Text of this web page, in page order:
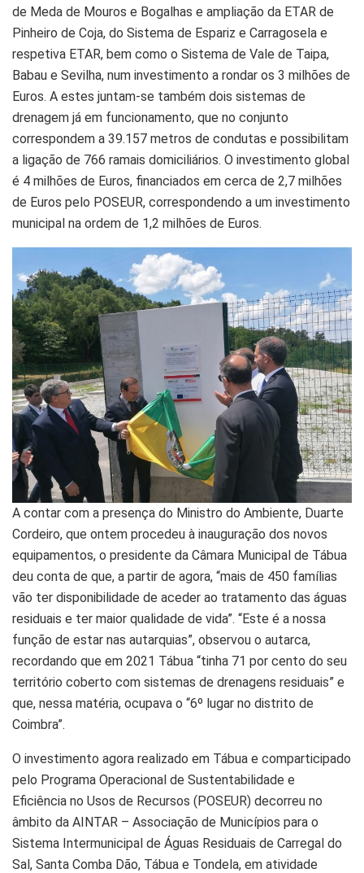
de Meda de Mouros e Bogalhas e ampliação da ETAR de
Pinheiro de Coja, do Sistema de Espariz e Carragosela e
respetiva ETAR, bem como o Sistema de Vale de Taipa,
Babau e Sevilha, num investimento a rondar os 3 milhões de
Euros. A estes juntam-se também dois sistemas de
drenagem já em funcionamento, que no conjunto
correspondem a 39.157 metros de condutas e possibilitam
a ligação de 766 ramais domiciliários. O investimento global
é 4 milhões de Euros, financiados em cerca de 2,7 milhões
de Euros pelo POSEUR, correspondendo a um investimento
municipal na ordem de 1,2 milhões de Euros.
A contar com a presença do Ministro do Ambiente, Duarte
Cordeiro, que ontem procedeu à inauguração dos novos
equipamentos, o presidente da Câmara Municipal de Tábua
deu conta de que, a partir de agora, “mais de 450 famílias
vão ter disponibilidade de aceder ao tratamento das águas
residuais e ter maior qualidade de vida”. “Este é a nossa
função de estar nas autarquias”, observou o autarca,
recordando que em 2021 Tábua “tinha 71 por cento do seu
território coberto com sistemas de drenagens residuais” e
que, nessa matéria, ocupava o “6º lugar no distrito de
Coimbra”.
O investimento agora realizado em Tábua e comparticipado
pelo Programa Operacional de Sustentabilidade e
Eficiência no Usos de Recursos (POSEUR) decorreu no
âmbito da AINTAR – Associação de Municípios para o
Sistema Intermunicipal de Águas Residuais de Carregal do
Sal, Santa Comba Dão, Tábua e Tondela, em atividade